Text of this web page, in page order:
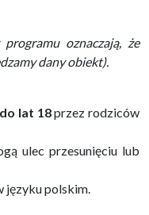
oznaczają, że
dany obiekt).
lat 18przez rodziców
ulec przesunięciu lub
języku polskim.